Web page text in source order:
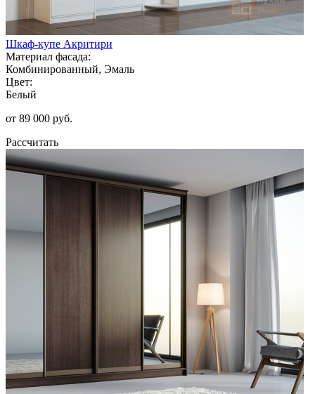
Шкаф-купе Акритири
Материал фасада:
Комбинированный, Эмаль
Цвет:
Белый
от 89 000 руб.
Рассчитать